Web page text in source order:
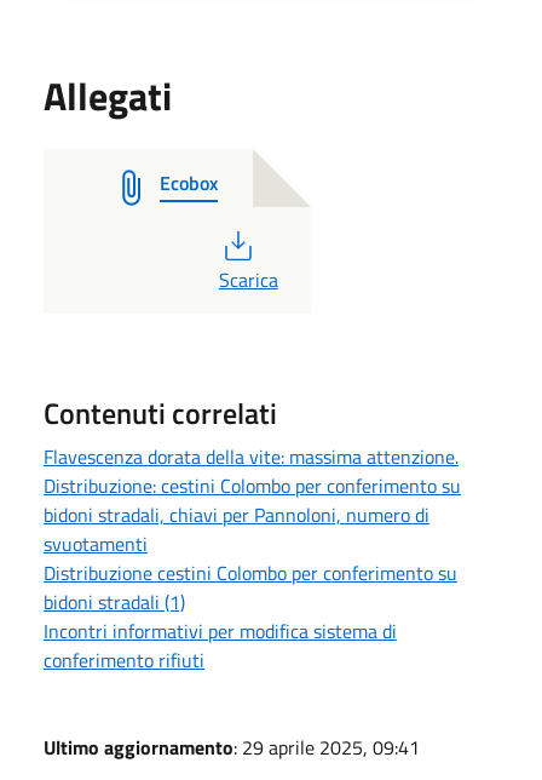
Allegati
Ecobox
PDF
Scarica
Contenuti correlati
Flavescenza dorata della vite: massima attenzione.
Distribuzione: cestini Colombo per conferimento su
bidoni stradali, chiavi per Pannoloni, numero di
svuotamenti
Distribuzione cestini Colombo per conferimento su
bidoni stradali (1)
Incontri informativi per modifica sistema di
conferimento rifiuti
Ultimo aggiornamento: 29 aprile 2025, 09:41